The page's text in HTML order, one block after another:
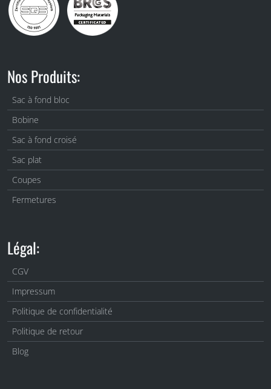
Nos Produits:
Sac à fond bloc
Bobine
Sac à fond croisé
Sac plat
Coupes
Fermetures
Légal:
CGV
Impressum
Politique de confidentialité
Politique de retour
Blog